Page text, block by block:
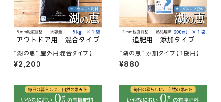
“湖の恵” 屋外用混合タイプ【１
袋用】
¥2,200
“湖の恵” 添加タイプ【１袋用】
¥880